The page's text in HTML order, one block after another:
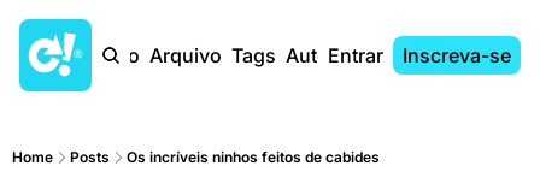
Início Arquivo Tags AutoresEntrar Inscreva-se
Home Posts Os incríveis ninhos feitos de cabides